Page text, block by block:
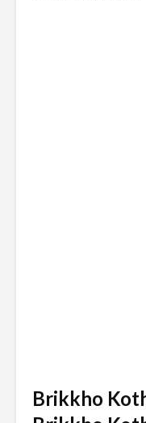
Brikkho